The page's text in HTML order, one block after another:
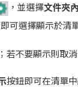
，並選擇文件夾
可選擇顯示於清
若不要顯示則取消
按鈕即可在清單